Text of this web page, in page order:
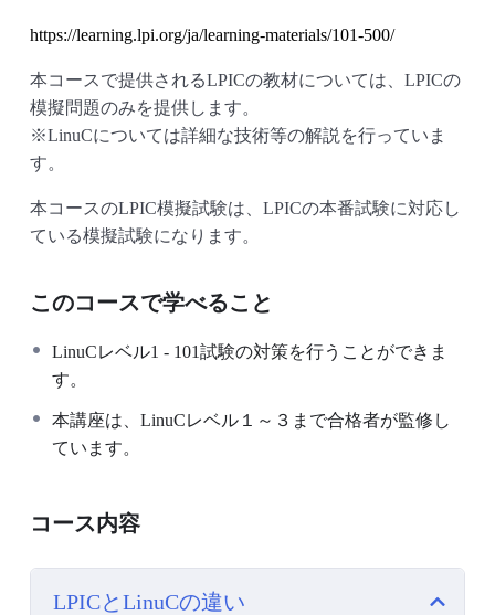
https://learning.lpi.org/ja/learning-materials/101-500/
本コースで提供されるLPICの教材については、LPICの
模擬問題のみを提供します。
※LinuCについては詳細な技術等の解説を行っていま
す。
本コースのLPIC模擬試験は、LPICの本番試験に対応し
ている模擬試験になります。
このコースで学べること
LinuCレベル1 - 101試験の対策を行うことができま
す。
本講座は、LinuCレベル１～３まで合格者が監修し
ています。
コース内容
LPICとLinuCの違い